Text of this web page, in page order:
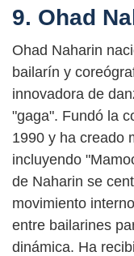
9. Ohad
Ohad Naharin
bailarín y
innovadora de
"gaga". Fundó la
1990 y ha creado
incluyendo
de Naharin se
movimiento
entre bailarines
dinámica. Ha